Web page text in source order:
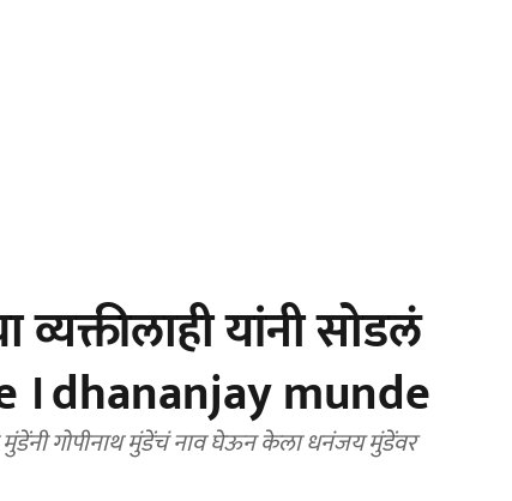
यांनी सोडलं
। dhananjay munde
गोपीनाथ मुंडेंचं नाव घेऊन केला धनंजय मुंडेंवर